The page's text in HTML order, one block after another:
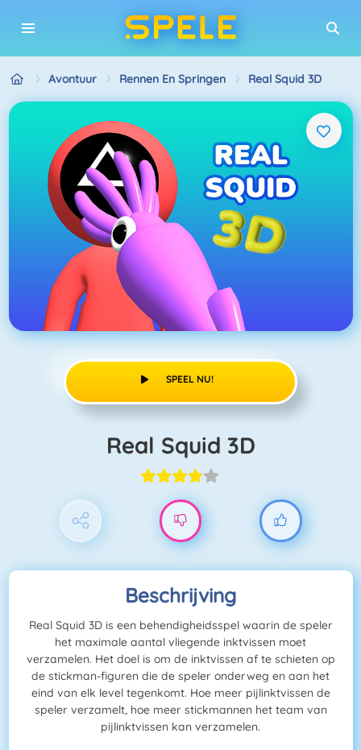
Avontuur Rennen En Springen Real Squid 3D
SPEEL NU!
Real Squid 3D
Beschrijving
Real Squid 3D is een behendigheidsspel waarin de speler
het maximale aantal vliegende inktvissen moet
verzamelen. Het doel is om de inktvissen af te schieten op
de stickman-figuren die de speler onderweg en aan het
eind van elk level tegenkomt. Hoe meer pijlinktvissen de
speler verzamelt, hoe meer stickmannen het team van
pijlinktvissen kan verzamelen.